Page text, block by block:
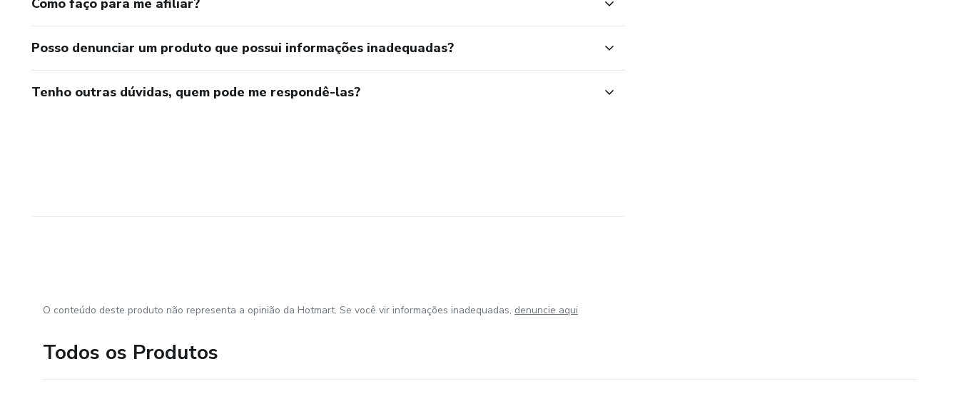
Posso denunciar um produto que possui informações inadequadas?
Tenho outras dúvidas, quem pode me respondê-las?
O conteúdo deste produto não representa a opinião da Hotmart. Se você vir informações inadequadas, denuncie aqui
Todos os Produtos